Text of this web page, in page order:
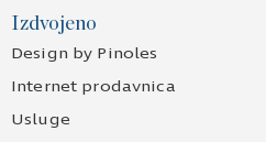
Izdvojeno
Design by Pinoles
Internet prodavnica
Usluge